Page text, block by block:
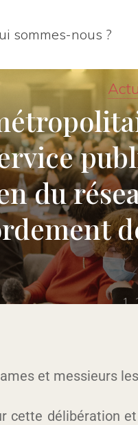
sommes-nous ?
du
et messieurs
cette délibération